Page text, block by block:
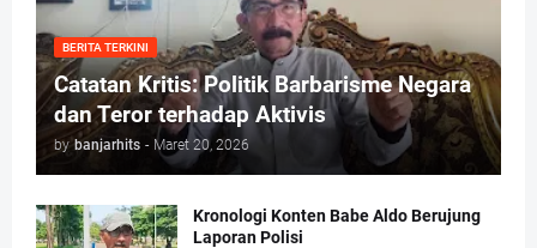
BERITA TERKINI
Catatan Kritis: Politik Barbarisme Negara
dan Teror terhadap Aktivis
by banjarhits - Maret 20, 2026
Kronologi Konten Babe Aldo Berujung
Laporan Polisi